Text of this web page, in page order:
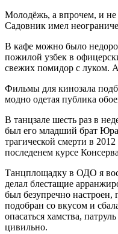
Молодёжь, а впрочем, и
Садовник имел
В кафе можно было
пожилой узбек в
свежих помидор с луком.
Фильмы для кинозала
модно одетая публика
В танцзале шесть раз в
был его младший брат Юра,
трагической смерти в
последенем курсе
Танцплощадку в ОДО я
делал блестащие
был безупречно
подобран со вкусом и
опасаться хамства,
цивильно.